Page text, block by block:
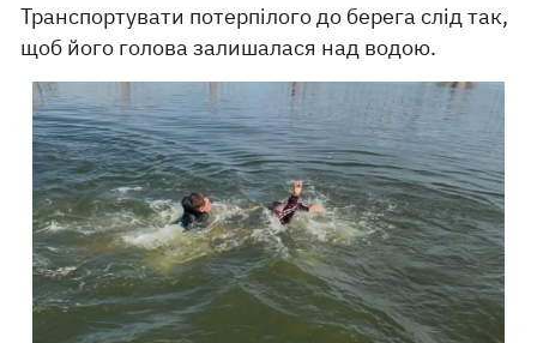
Транспортувати потерпілого до берега слід так,
щоб його голова залишалася над водою.